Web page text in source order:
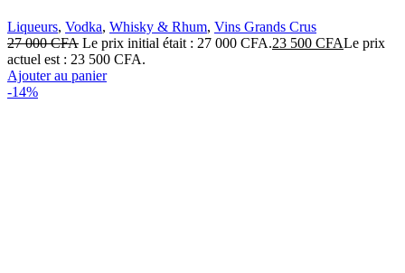
Liqueurs, Vodka, Whisky & Rhum, Vins Grands Crus
27 000CFA Le prix initial était : 27 000 CFA.23 500 CFALe prix
actuel est : 23 500 CFA.
Ajouter au panier
-14%